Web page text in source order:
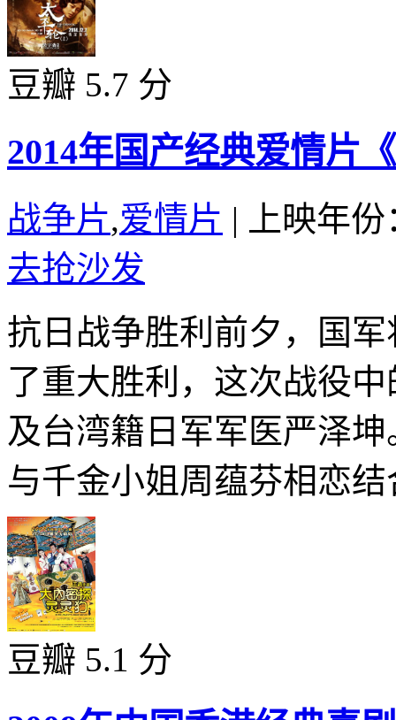
豆瓣 5.7 分
2014年国产经典爱情片
战争片,爱情片 |
上映年
去抢沙发
抗日战争胜利前夕，国
了重大胜利，这次战役
及台湾籍日军军医严泽
与千金小姐周蕴芬相恋
豆瓣 5.1 分